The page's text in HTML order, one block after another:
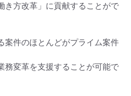
き方改革」に貢献することがで
案件のほとんどがプライム案件
変革を支援することが可能で